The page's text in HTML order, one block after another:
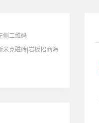
侧二维码
米克磁砖|岩板招商海